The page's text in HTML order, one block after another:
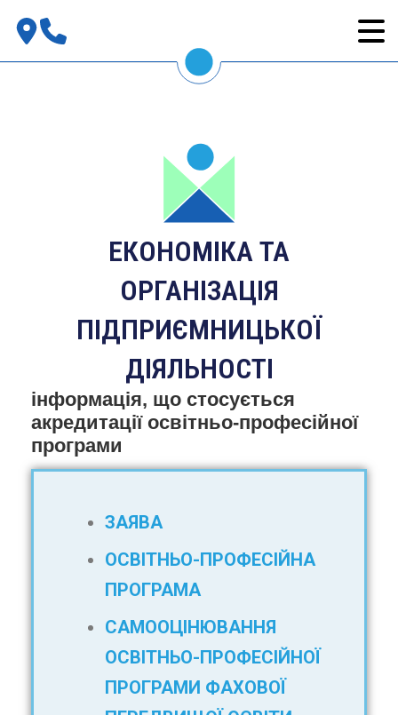
ЕКОНОМІКА ТА
ОРГАНІЗАЦІЯ
ПІДПРИЄМНИЦЬКОЇ
ДІЯЛЬНОСТІ
інформація, що стосується
акредитації освітньо-професійної
програми
ЗАЯВА
ОСВІТНЬО-ПРОФЕСІЙНА
ПРОГРАМА
САМООЦІНЮВАННЯ
ОСВІТНЬО-ПРОФЕСІЙНОЇ
ПРОГРАМИ ФАХОВОЇ